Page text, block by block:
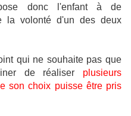
donc l'enfant à de
la volonté d'un des deux
qui ne souhaite pas que
de réaliser plusieurs
son choix puisse être pris